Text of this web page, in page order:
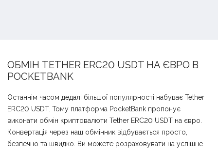
ОБМІН TETHER ERC20 USDT НА ЄВРО В
POCKETBANK
Останнім часом дедалі більшої популярності набуває Tether
ERC20 USDT. Тому платформа PocketBank пропонує
виконати обмін криптовалюти Tether ERC20 USDT на євро.
Конвертація через наш обмінник відбувається просто,
безпечно та швидко. Ви можете розраховувати на успішне